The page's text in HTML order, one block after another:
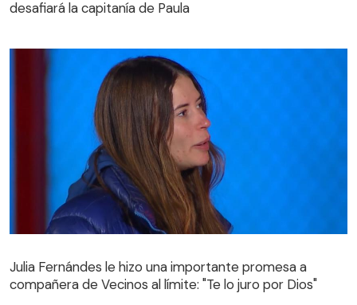
desafiará la capitanía de Paula
compañera de Vecinos al límite: "Te lo juro por Dios"
Julia Fernándes le hizo una importante promesa a
compañera de Vecinos al límite: "Te lo juro por Dios"